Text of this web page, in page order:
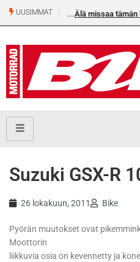
UUSIMMAT Älä missaa tämän
Suzuki GSX-R
26 lokakuun, 2011 Bike
Pyörän muutokset ovat
Moottorin
liikkuvia osia on kevennetty ja